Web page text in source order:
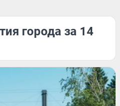
города за 14